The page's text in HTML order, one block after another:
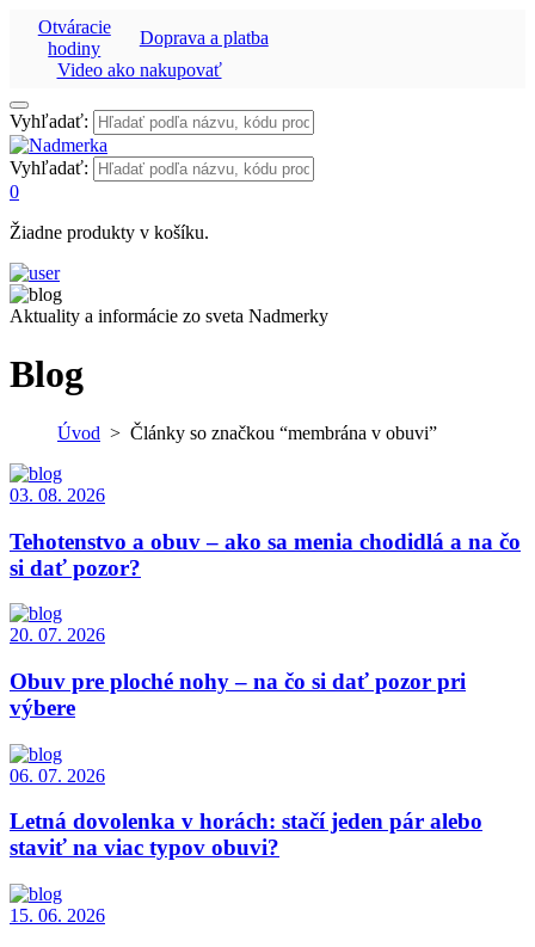
Otváracie
hodiny
Doprava a platba
Video ako nakupovať
Vyhľadať:
Vyhľadať:
0
Žiadne produkty v košíku.
Aktuality a informácie zo sveta Nadmerky
Blog
Úvod > Články so značkou “membrána v obuvi”
03. 08. 2026
Tehotenstvo a obuv – ako sa menia chodidlá a na čo
si dať pozor?
20. 07. 2026
Obuv pre ploché nohy – na čo si dať pozor pri
výbere
06. 07. 2026
Letná dovolenka v horách: stačí jeden pár alebo
staviť na viac typov obuvi?
15. 06. 2026